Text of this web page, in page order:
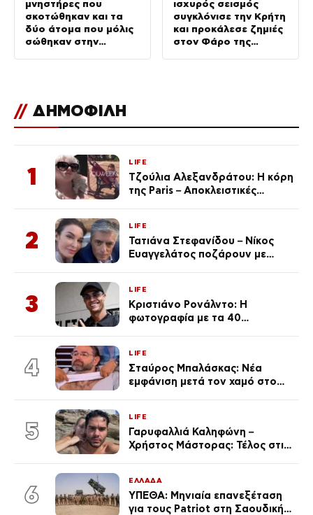
μνηστήρες που
σκοτώθηκαν και τα
δύο άτομα που μόλις
σώθηκαν στην
ισχυρός σεισμός
συγκλόνισε την Κρήτη
και προκάλεσε ζημιές
στον Φάρο της
// ΔΗΜΟΦΙΛΗ
1
LIFE
Τζούλια Αλεξανδράτου: Η κόρη
της Paris – Αποκλειστικές
2
LIFE
Τατιάνα Στεφανίδου – Νίκος
Ευαγγελάτος ποζάρουν με
3
LIFE
Κριστιάνο Ρονάλντο: Η
φωτογραφία με τα 40
εκ. likes
4
LIFE
Σταύρος Μπαλάσκας: Νέα
εμφάνιση μετά τον χαμό στο
5
LIFE
Γαρυφαλλιά Καληφώνη –
Χρήστος Μάστορας: Τέλος στις
6
ΕΛΛΑΔΑ
ΥΠΕΘΑ: Μηνιαία επανεξέταση
για τους Patriot στη Σαουδική